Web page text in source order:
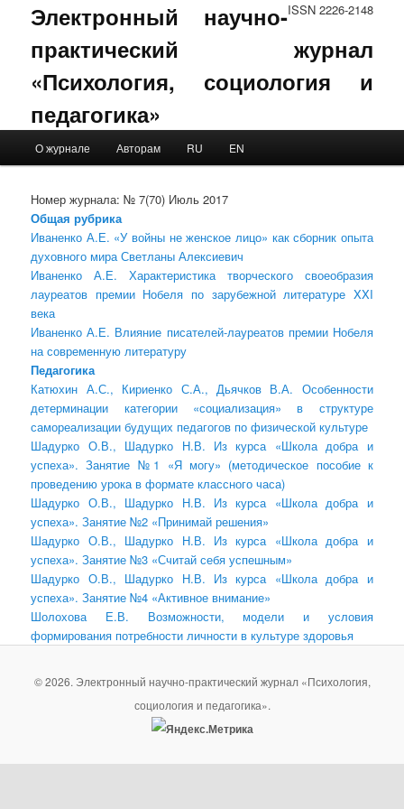
ISSN 2226-2148
Электронный научно-
практический журнал
«Психология, социология и
педагогика»
Skip to primary content
Skip to secondary content
О журнале Авторам RU EN
Номер журнала: № 7(70) Июль 2017
Общая рубрика
Иваненко А.Е. «У войны не женское лицо» как сборник опыта
духовного мира Светланы Алексиевич
Иваненко А.Е. Характеристика творческого своеобразия
лауреатов премии Нобеля по зарубежной литературе XXI
века
Иваненко А.Е. Влияние писателей-лауреатов премии Нобеля
на современную литературу
Педагогика
Катюхин А.С., Кириенко С.А., Дьячков В.А. Особенности
детерминации категории «социализация» в структуре
самореализации будущих педагогов по физической культуре
Шадурко О.В., Шадурко Н.В. Из курса «Школа добра и
успеха». Занятие №1 «Я могу» (методическое пособие к
проведению урока в формате классного часа)
Шадурко О.В., Шадурко Н.В. Из курса «Школа добра и
успеха». Занятие №2 «Принимай решения»
Шадурко О.В., Шадурко Н.В. Из курса «Школа добра и
успеха». Занятие №3 «Считай себя успешным»
Шадурко О.В., Шадурко Н.В. Из курса «Школа добра и
успеха». Занятие №4 «Активное внимание»
Шолохова Е.В. Возможности, модели и условия
формирования потребности личности в культуре здоровья
© 2026. Электронный научно-практический журнал «Психология,
социология и педагогика».